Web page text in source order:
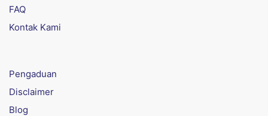
FAQ
Kontak Kami
Pengaduan
Disclaimer
Blog